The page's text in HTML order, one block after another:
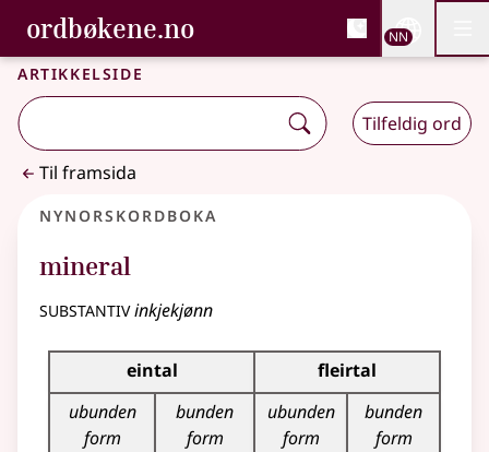
Gå til hovudinnhald
Tilgjenge
ordbøkene.no, Bokmålsordboka og
Bokmålsordboka og Nynorskordboka
NN
Artikkelside
Tilfeldig ord
Til framsida
Nynorskordboka
mineral
substantivinkjekjønn
Bøyningstabell for dette substantivet
eintal
fleirtal
ubunden
form
bunden
form
ubunden
form
bunden
form